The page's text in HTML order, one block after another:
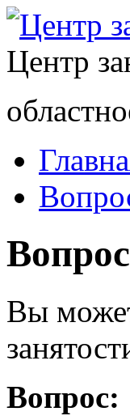
Центр
Вы
Вопрос: